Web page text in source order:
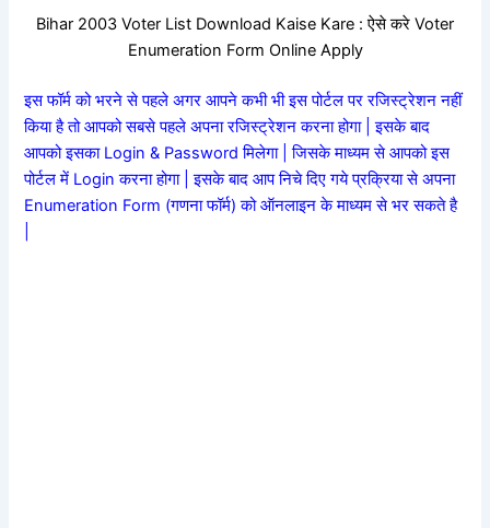
Bihar 2003 Voter List Download Kaise Kare : ऐसे करे Voter
Enumeration Form Online Apply
इस फॉर्म को भरने से पहले अगर आपने कभी भी इस पोर्टल पर रजिस्ट्रेशन नहीं
किया है तो आपको सबसे पहले अपना रजिस्ट्रेशन करना होगा | इसके बाद
आपको इसका Login & Password मिलेगा | जिसके माध्यम से आपको इस
पोर्टल में Login करना होगा | इसके बाद आप निचे दिए गये प्रक्रिया से अपना
Enumeration Form (गणना फॉर्म) को ऑनलाइन के माध्यम से भर सकते है